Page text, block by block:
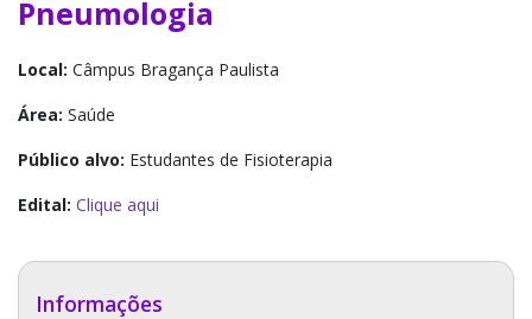
Pneumologia
Local: Câmpus Bragança Paulista
Área: Saúde
Público alvo: Estudantes de Fisioterapia
Edital: Clique aqui
Informações